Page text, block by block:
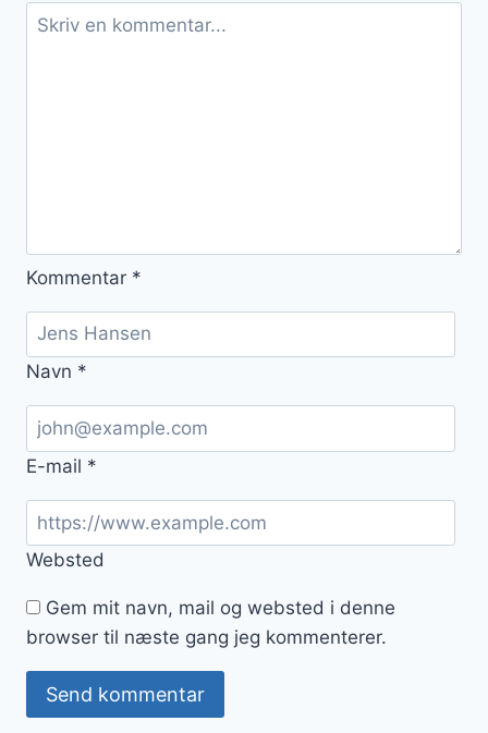
Kommentar *
Navn *
E-mail *
Websted
Gem mit navn, mail og websted i denne
browser til næste gang jeg kommenterer.